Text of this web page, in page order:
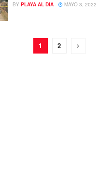
BY PLAYA AL DIA MAYO 3, 2022
1 2